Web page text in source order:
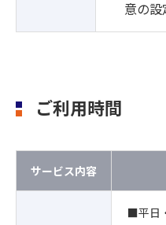
意の設
ご利用時間
サービス内容
■平日